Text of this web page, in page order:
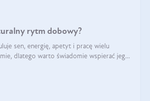
rytm dobowy?
sen, energię, apetyt i pracę wielu
dlatego warto świadomie wspierać jego